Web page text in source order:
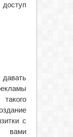
доступ
с
вами